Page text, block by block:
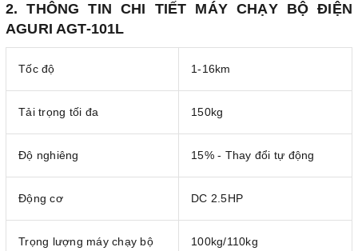
2. THÔNG TIN CHI TIẾT MÁY CHẠY BỘ ĐIỆN
AGURI AGT-101L
Tốc độ 1-16km
Tải trọng tối đa 150kg
Độ nghiêng 15% - Thay đổi tự động
Động cơ DC 2.5HP
Trọng lượng máy chạy bộ 100kg/110kg